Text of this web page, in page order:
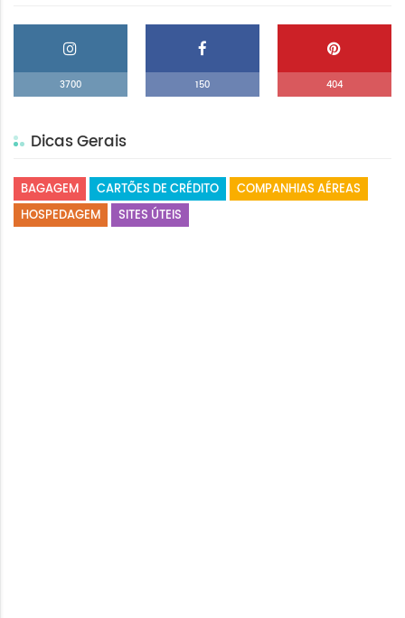
3700 150 404
Dicas Gerais
BAGAGEM CARTÕES DE CRÉDITO COMPANHIAS AÉREAS
HOSPEDAGEM SITES ÚTEIS